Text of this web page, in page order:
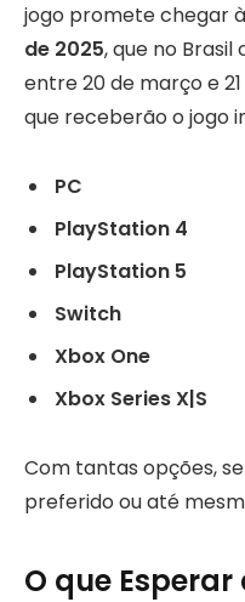
jogo promete chegar
de 2025, que no
entre 20 de março e
que receberão o jogo
PC
PlayStation 4
PlayStation 5
Switch
Xbox One
Xbox Series X|S
Com tantas opções,
preferido ou até
O que Esperar